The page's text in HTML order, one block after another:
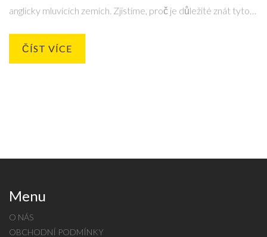
anglicky mluvících zemích. Zjistíme, proč je důležité znát tyto
vlastní zvědavost. Dále nabídneme tipy, jak si můžete tyto
ČÍST VÍCE
Menu
O NÁS
OBCHODNÍ PODMÍNKY